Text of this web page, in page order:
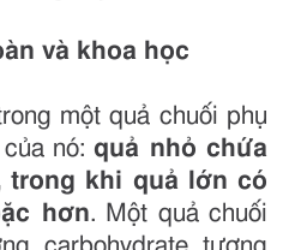
và khoa học
một quả chuối phụ
của nó:quả nhỏ chứa
trong khi quả lớn có
hơn. Một quả chuối